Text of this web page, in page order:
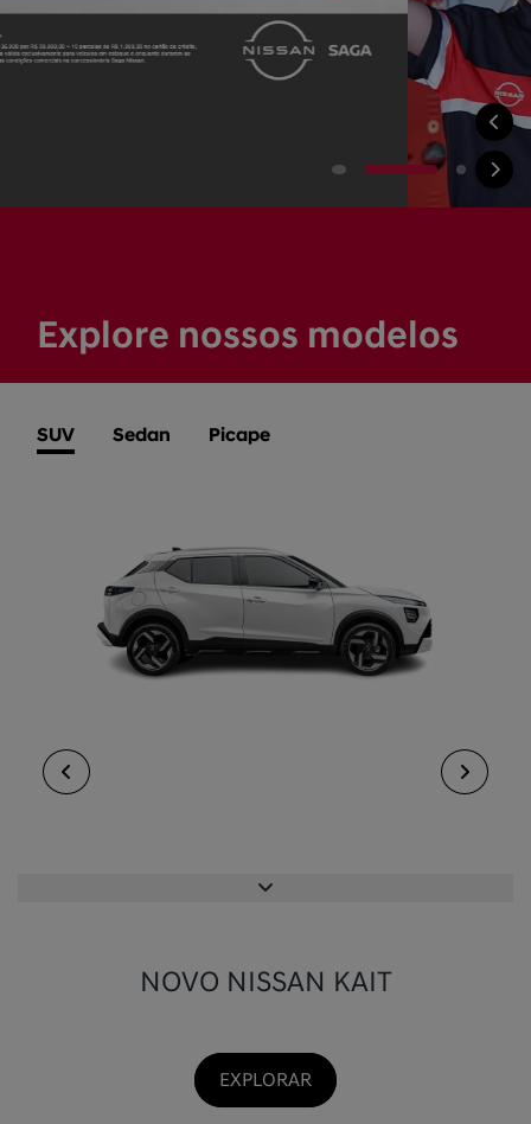
Explore nossos modelos
SUV Sedan Picape
NOVO NISSAN KAIT
EXPLORAR